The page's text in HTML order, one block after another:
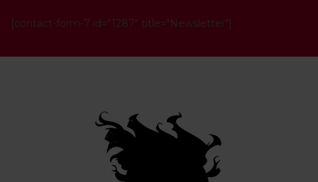
[contact-form-7 id="1287" title="Newsletter"]